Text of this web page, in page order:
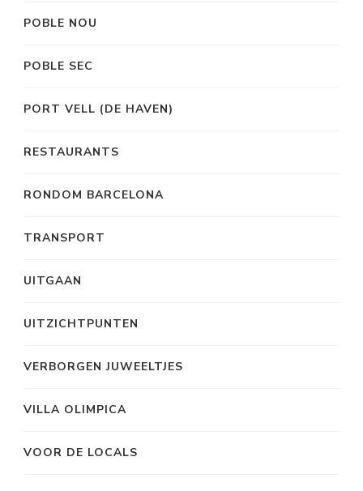
POBLE NOU
POBLE SEC
PORT VELL (DE HAVEN)
RESTAURANTS
RONDOM BARCELONA
TRANSPORT
UITGAAN
UITZICHTPUNTEN
VERBORGEN JUWEELTJES
VILLA OLIMPICA
VOOR DE LOCALS